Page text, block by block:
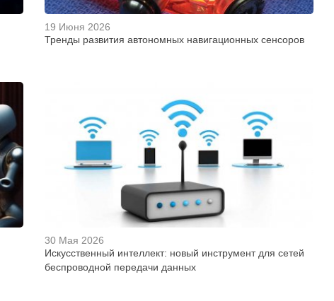
19 Июня 2026
Тренды развития автономных навигационных сенсоров
30 Мая 2026
Искусственный интеллект: новый инструмент для сетей
беспроводной передачи данных